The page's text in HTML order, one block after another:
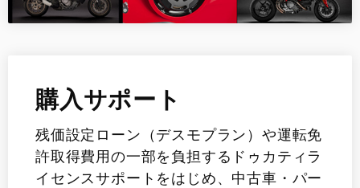
購入サポート
残価設定ローン（デスモプラン）や運転免
許取得費用の一部を負担するドゥカティラ
イセンスサポートをはじめ、中古車・パー